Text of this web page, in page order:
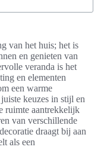
van het huis; het is
en genieten van
veranda is het
en elementen
een warme
keuzes in stijl en
ruimte aantrekkelijk
van verschillende
draagt bij aan
als een